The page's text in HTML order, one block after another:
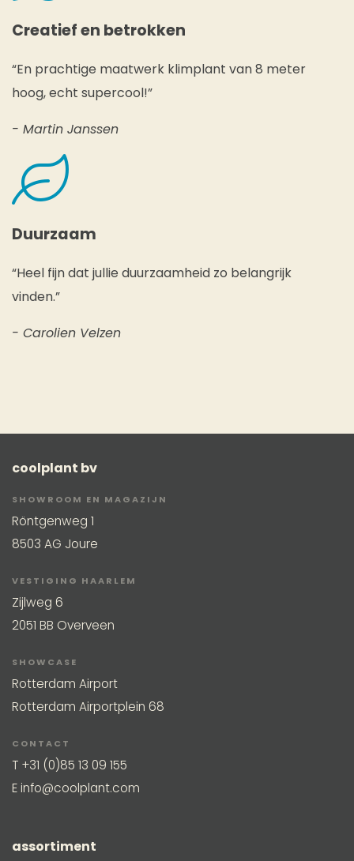
Creatief en betrokken
“En prachtige maatwerk klimplant van 8 meter
hoog, echt supercool!”
- Martin Janssen
Duurzaam
“Heel fijn dat jullie duurzaamheid zo belangrijk
vinden.”
- Carolien Velzen
coolplant bv
SHOWROOM EN MAGAZIJN
Röntgenweg 1
8503 AG Joure
VESTIGING HAARLEM
Zijlweg 6
2051 BB Overveen
SHOWCASE
Rotterdam Airport
Rotterdam Airportplein 68
CONTACT
T +31 (0)85 13 09 155
Einfo@coolplant.com
assortiment